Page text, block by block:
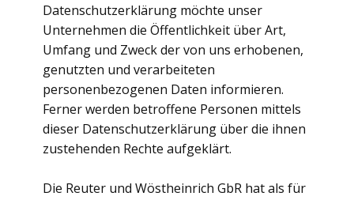
Datenschutzerklärung möchte unser
Unternehmen die Öffentlichkeit über Art,
Umfang und Zweck der von uns erhobenen,
genutzten und verarbeiteten
personenbezogenen Daten informieren.
Ferner werden betroffene Personen mittels
dieser Datenschutzerklärung über die ihnen
zustehenden Rechte aufgeklärt.
Die Reuter und Wöstheinrich GbR hat als für